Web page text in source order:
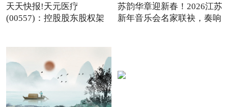
天天快报!天元医疗
(00557)：控股股东股权架
苏韵华章迎新春！2026江苏
新年音乐会名家联袂，奏响